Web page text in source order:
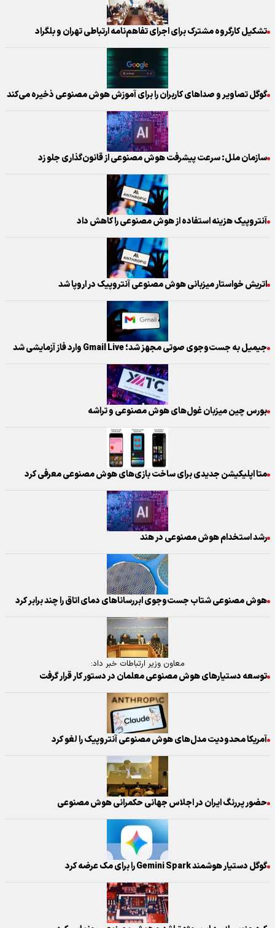
تشکیل کارگروه مشترک برای اجرای تفاهم‌نامه ارتباطی تهران و بلگراد
گوگل تصاویر و صدا‌های کاربران را برای آموزش هوش مصنوعی ذخیره می‌کند
سازمان ملل: سرعت پیشرفت هوش مصنوعی از قانون‌گذاری جلو زد
آنتروپیک هزینه استفاده از هوش مصنوعی را کاهش داد
اتریش خواستار میزبانی هوش مصنوعی آنتروپیک در اروپا شد
جیمیل به جست‌وجوی صوتی مجهز شد؛ Gmail Live وارد فاز آزمایشی شد
بورس چین میزبان غول‌های هوش مصنوعی و تراشه
متا اپلیکیشن جدیدی برای ساخت بازی‌های هوش مصنوعی معرفی کرد
رشد استخدام هوش مصنوعی در هند
هوش مصنوعی شتاب جست‌وجوی ابررسانا‌های دمای اتاق را چند برابر کرد
معاون وزیر ارتباطات خبر داد:
توسعه دستیار‌های هوش مصنوعی معلمان در دستور کار قرار گرفت
آمریکا محدودیت مدل‌های هوش مصنوعی آنتروپیک را لغو کرد
حضور پررنگ ایران در اجلاس جهانی حکمرانی هوش مصنوعی
گوگل دستیار هوشمند Gemini Spark را برای مک عرضه کرد